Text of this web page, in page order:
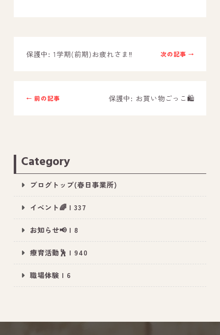
スタッフブログ
－ 福津事業所のブログ
－ 鳥栖事業所のブログ
All Peace｜オールピース
次の記事 →
保護中: 1学期(前期)お疲れさま‼︎
← 前の記事 保護中: お買い物ごっこ🛍
Category
ブログトップ(春日事業所)
イベント🌈 | 337
お知らせ📢 | 8
療育活動🕺 | 940
職場体験 | 6